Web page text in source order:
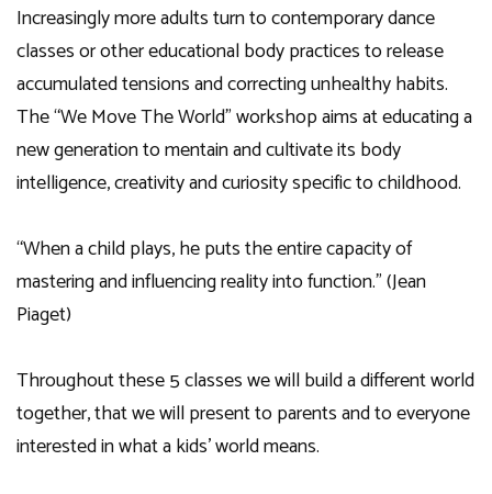
Increasingly more adults turn to contemporary dance
classes or other educational body practices to release
accumulated tensions and correcting unhealthy habits.
The “We Move The World” workshop aims at educating a
new generation to mentain and cultivate its body
intelligence, creativity and curiosity specific to childhood.
“When a child plays, he puts the entire capacity of
mastering and influencing reality into function.” (Jean
Piaget)
Throughout these 5 classes we will build a different world
together, that we will present to parents and to everyone
interested in what a kids’ world means.